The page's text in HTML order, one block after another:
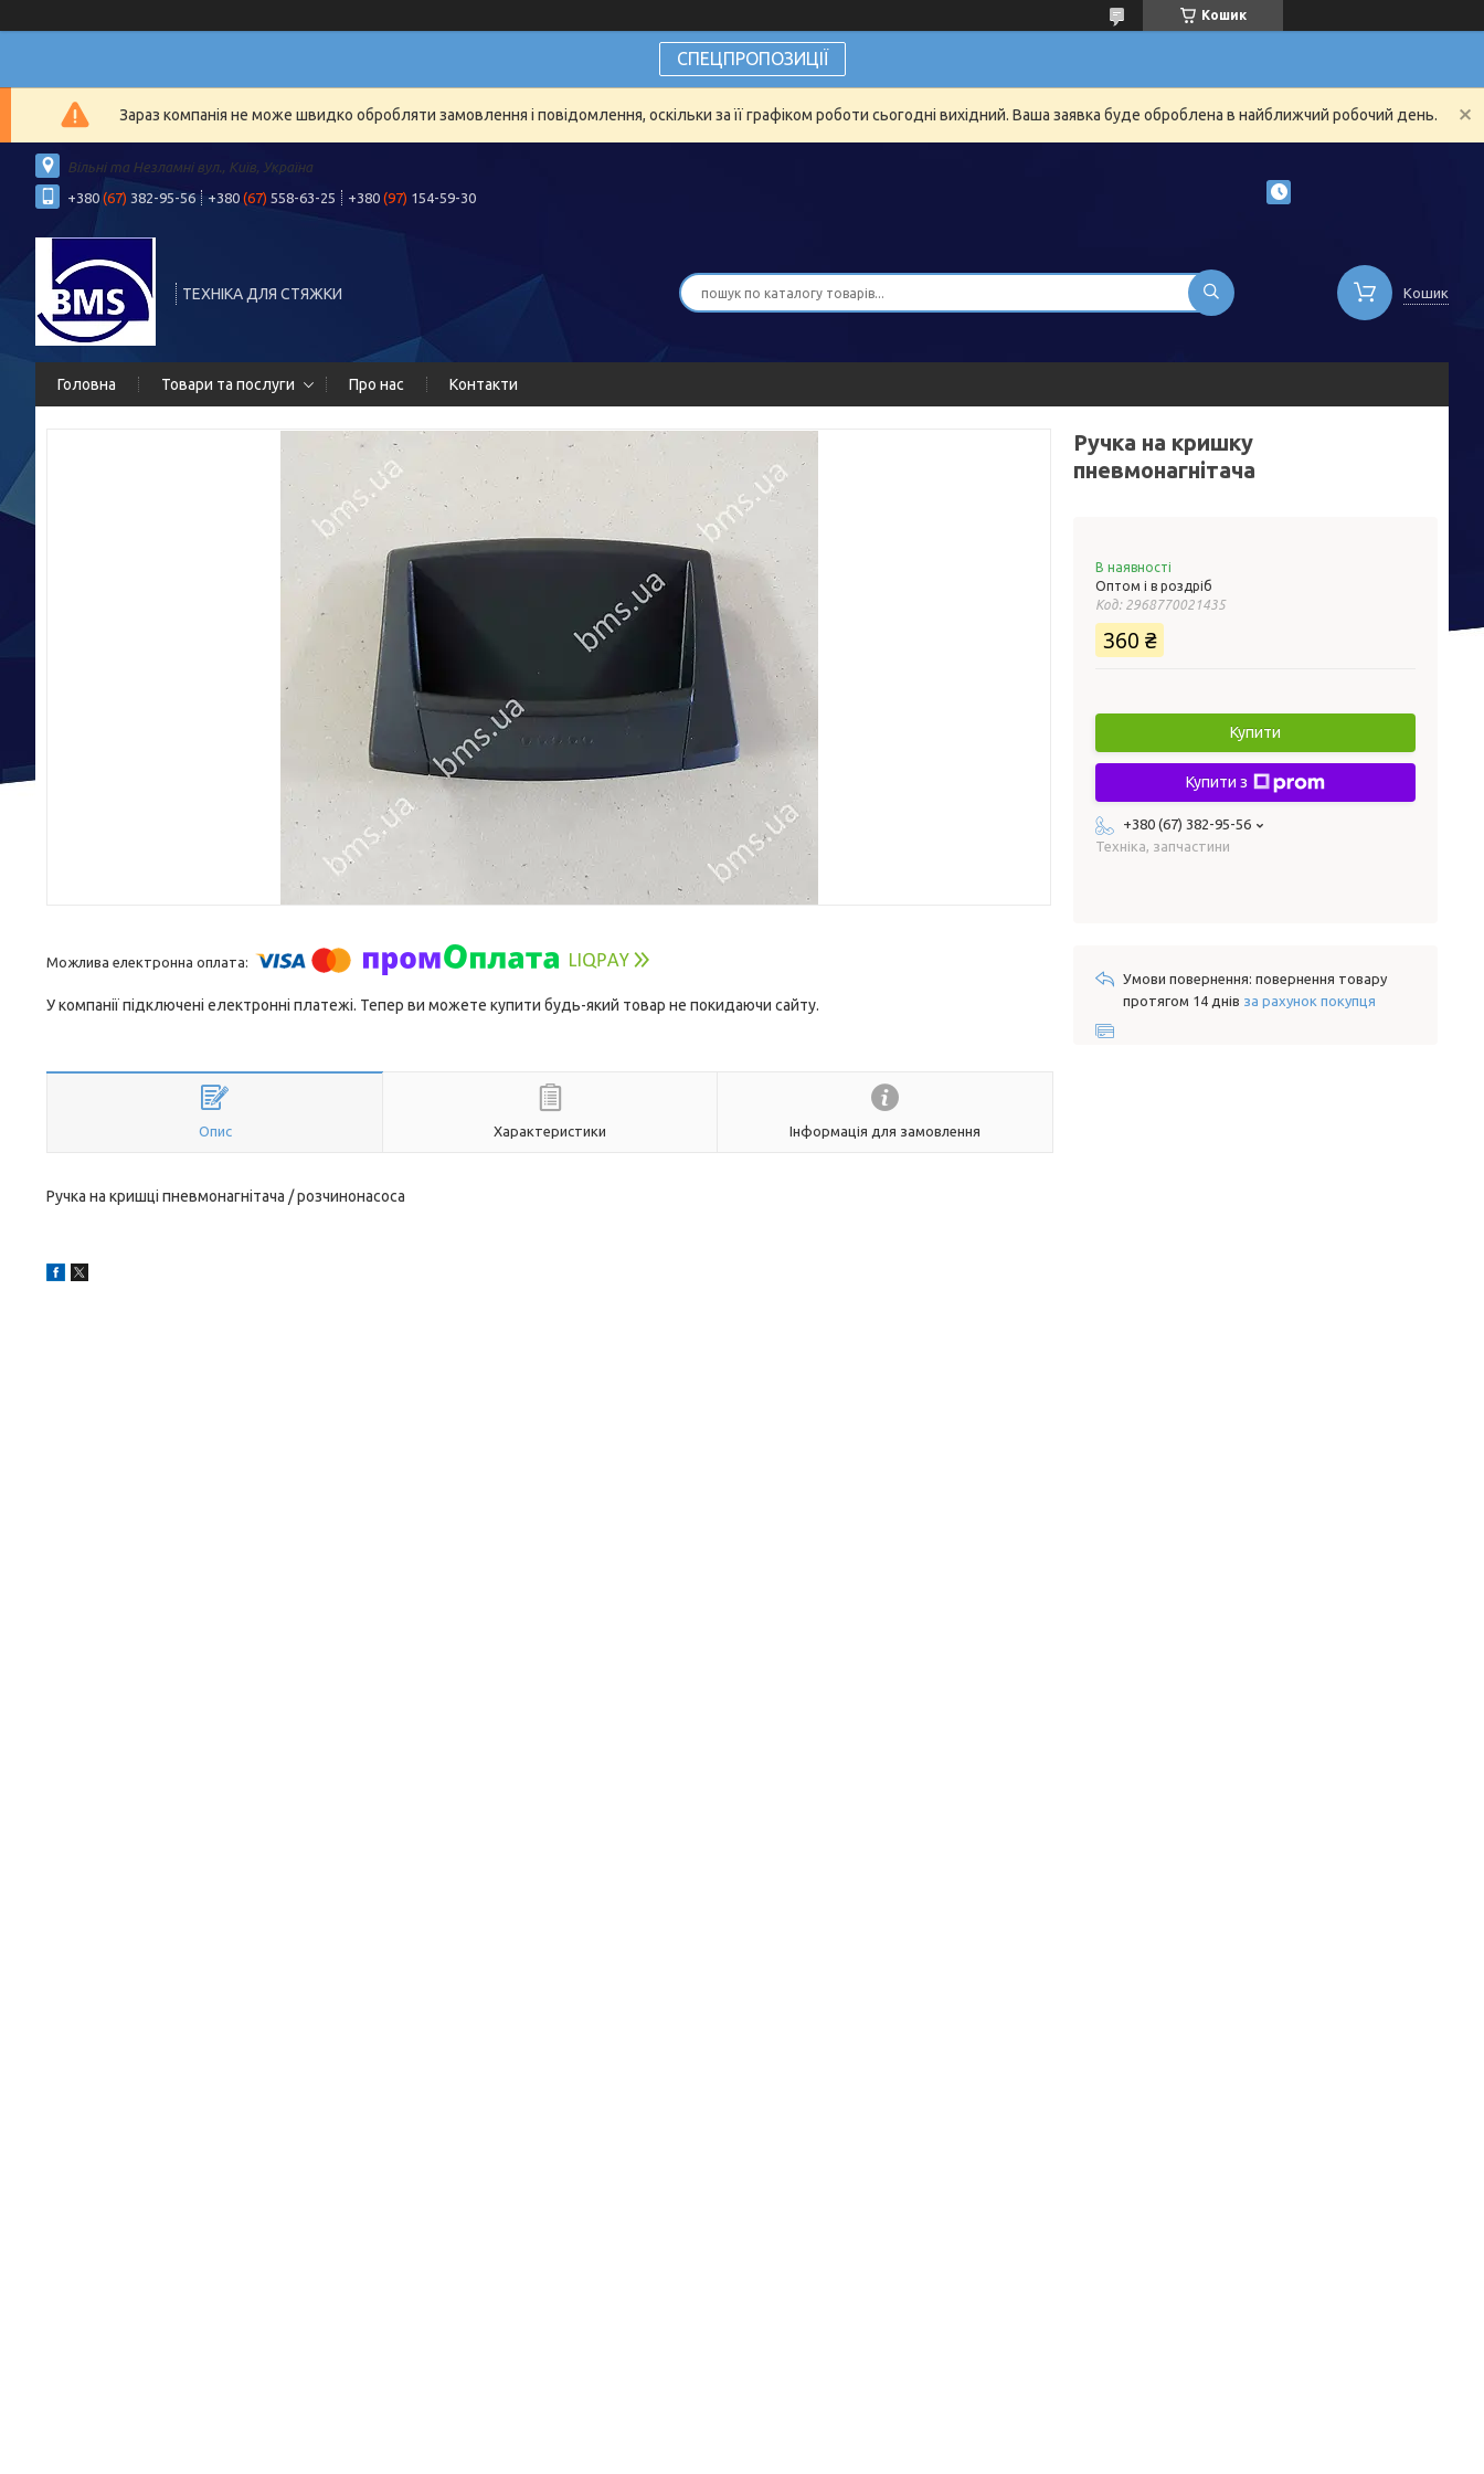
Кошик
СПЕЦПРОПОЗИЦІЇ
Зараз компанія не може швидко обробляти замовлення і повідомлення, оскільки за її графіком роботи сьогодні вихідний. Ваша заявка буде оброблена в найближчий робочий день.
Вільні та Незламні вул., Київ, Україна
+380 (67) 382-95-56 +380 (67) 558-63-25 +380 (97) 154-59-30
ТЕХНІКА ДЛЯ СТЯЖКИ Кошик
Головна Товари та послуги Про нас Контакти
У компанії підключені електронні платежі. Тепер ви можете купити будь-який товар не покидаючи сайту.
Опис Характеристики Інформація для замовлення
Ручка на кришці пневмонагнітача / розчинонасоса
Ручка на кришку
пневмонагнітача
В наявності
Оптом і в роздріб
Код: 2968770021435
360 ₴
Купити
Купити з
+380 (67) 382-95-56
Техніка, запчастини
повернення товару
протягом 14 днів за рахунок покупця